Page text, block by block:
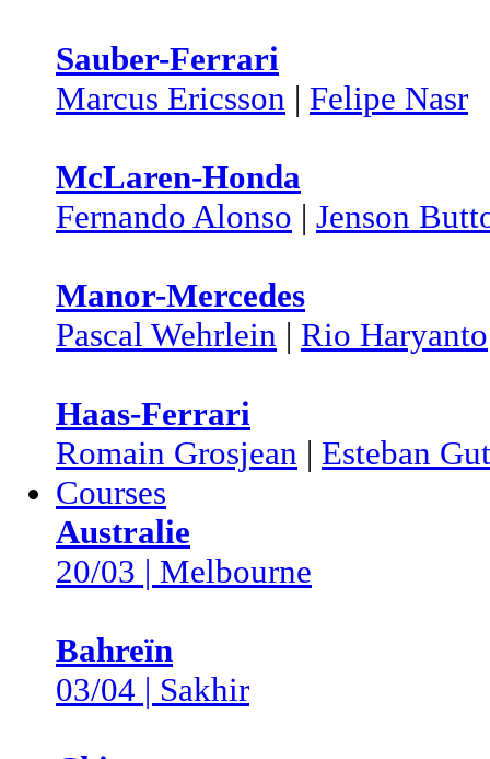
Sauber-Ferrari
Marcus Ericsson | Felipe Nasr
McLaren-Honda
Fernando Alonso | Jenson
Manor-Mercedes
Pascal Wehrlein | Rio Haryanto
Haas-Ferrari
Romain Grosjean | Esteban
Courses
Australie
20/03 | Melbourne
Bahreïn
03/04 | Sakhir